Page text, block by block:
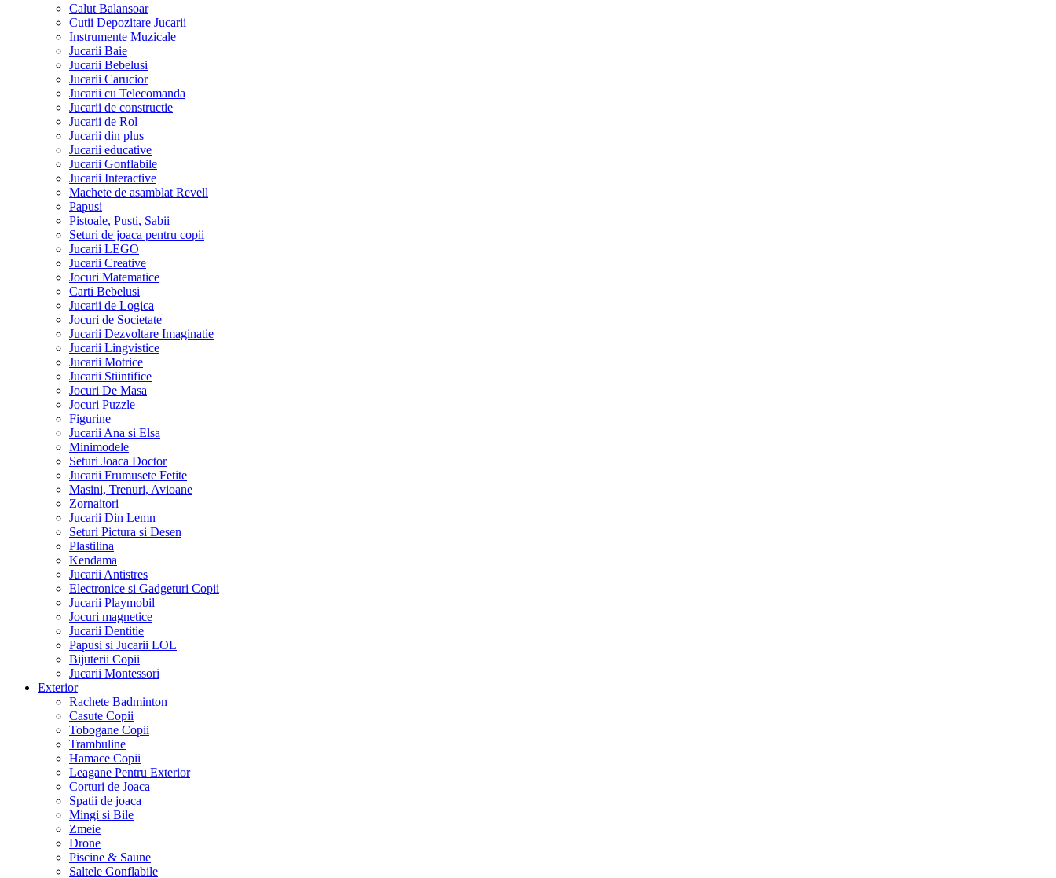
Calut Balansoar
Cutii Depozitare Jucarii
Instrumente Muzicale
Jucarii Baie
Jucarii Bebelusi
Jucarii Carucior
Jucarii cu Telecomanda
Jucarii de constructie
Jucarii de Rol
Jucarii din plus
Jucarii educative
Jucarii Gonflabile
Jucarii Interactive
Machete de asamblat Revell
Papusi
Pistoale, Pusti, Sabii
Seturi de joaca pentru copii
Jucarii LEGO
Jucarii Creative
Jocuri Matematice
Carti Bebelusi
Jucarii de Logica
Jocuri de Societate
Jucarii Dezvoltare Imaginatie
Jucarii Lingvistice
Jucarii Motrice
Jucarii Stiintifice
Jocuri De Masa
Jocuri Puzzle
Figurine
Jucarii Ana si Elsa
Minimodele
Seturi Joaca Doctor
Jucarii Frumusete Fetite
Masini, Trenuri, Avioane
Zornaitori
Jucarii Din Lemn
Seturi Pictura si Desen
Plastilina
Kendama
Jucarii Antistres
Electronice si Gadgeturi Copii
Jucarii Playmobil
Jocuri magnetice
Jucarii Dentitie
Papusi si Jucarii LOL
Bijuterii Copii
Jucarii Montessori
Exterior
Rachete Badminton
Casute Copii
Tobogane Copii
Trambuline
Hamace Copii
Leagane Pentru Exterior
Corturi de Joaca
Spatii de joaca
Mingi si Bile
Zmeie
Drone
Piscine & Saune
Saltele Gonflabile